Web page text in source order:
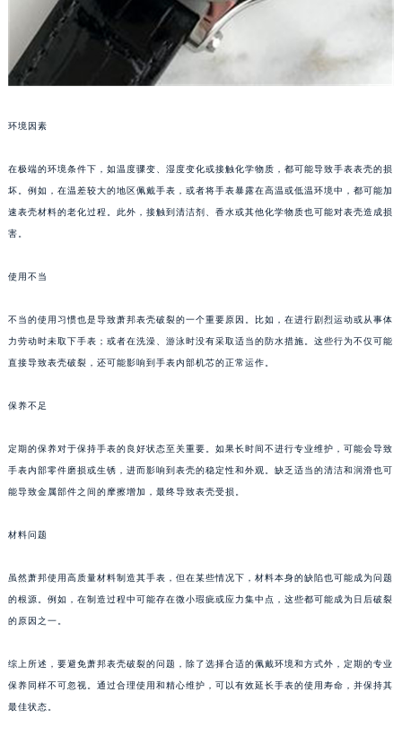
环境因素
在极端的环境条件下，如温度骤变、湿度变化或接触化学物质，都可能导致手表表壳的损
坏。例如，在温差较大的地区佩戴手表，或者将手表暴露在高温或低温环境中，都可能加
速表壳材料的老化过程。此外，接触到清洁剂、香水或其他化学物质也可能对表壳造成损
害。
使用不当
不当的使用习惯也是导致萧邦表壳破裂的一个重要原因。比如，在进行剧烈运动或从事体
力劳动时未取下手表；或者在洗澡、游泳时没有采取适当的防水措施。这些行为不仅可能
直接导致表壳破裂，还可能影响到手表内部机芯的正常运作。
保养不足
定期的保养对于保持手表的良好状态至关重要。如果长时间不进行专业维护，可能会导致
手表内部零件磨损或生锈，进而影响到表壳的稳定性和外观。缺乏适当的清洁和润滑也可
能导致金属部件之间的摩擦增加，最终导致表壳受损。
材料问题
虽然萧邦使用高质量材料制造其手表，但在某些情况下，材料本身的缺陷也可能成为问题
的根源。例如，在制造过程中可能存在微小瑕疵或应力集中点，这些都可能成为日后破裂
的原因之一。
综上所述，要避免萧邦表壳破裂的问题，除了选择合适的佩戴环境和方式外，定期的专业
保养同样不可忽视。通过合理使用和精心维护，可以有效延长手表的使用寿命，并保持其
最佳状态。